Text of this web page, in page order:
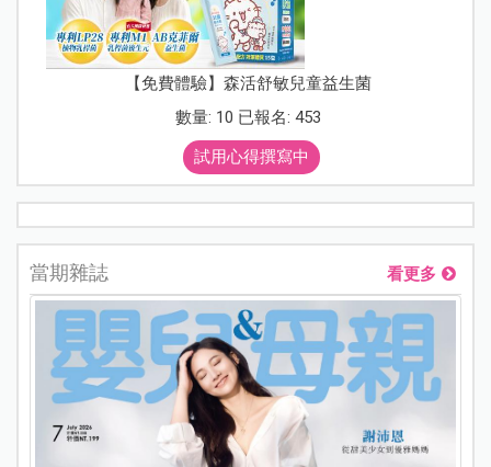
【免費體驗】森活舒敏兒童益生菌
數量: 10 已報名: 453
試用心得撰寫中
當期雜誌 看更多